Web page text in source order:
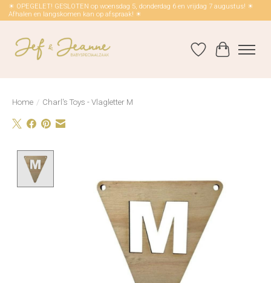
☀ OPEGELET! GESLOTEN op woensdag 5, donderdag 6 en vrijdag 7 augustus! ☀
Afhalen en langskomen kan op afspraak! ☀
Verlanglijst
Home / Charl's Toys - Vlagletter M